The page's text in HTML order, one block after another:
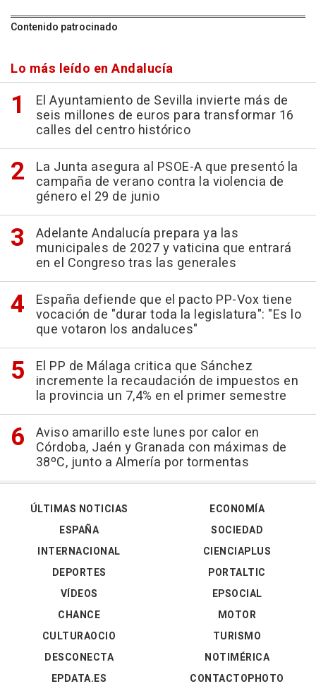
Contenido patrocinado
Lo más leído en Andalucía
El Ayuntamiento de Sevilla invierte más de
seis millones de euros para transformar 16
calles del centro histórico
La Junta asegura al PSOE-A que presentó la
campaña de verano contra la violencia de
género el 29 de junio
Adelante Andalucía prepara ya las
municipales de 2027 y vaticina que entrará
en el Congreso tras las generales
España defiende que el pacto PP-Vox tiene
vocación de "durar toda la legislatura": "Es lo
que votaron los andaluces"
El PP de Málaga critica que Sánchez
incremente la recaudación de impuestos en
la provincia un 7,4% en el primer semestre
Aviso amarillo este lunes por calor en
Córdoba, Jaén y Granada con máximas de
38ºC, junto a Almería por tormentas
ÚLTIMAS NOTICIAS
ESPAÑA
INTERNACIONAL
DEPORTES
VÍDEOS
ECONOMÍA
SOCIEDAD
CIENCIAPLUS
PORTALTIC
EPSOCIAL
CHANCE
CULTURAOCIO
DESCONECTA
EPDATA.ES
MOTOR
TURISMO
NOTIMÉRICA
CONTACTOPHOTO